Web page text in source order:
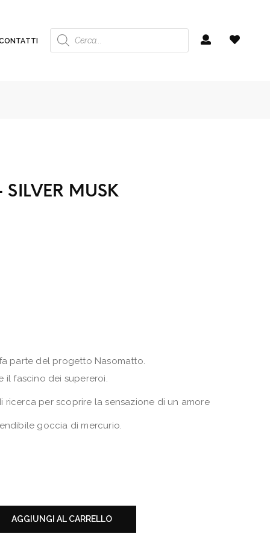
Ricerca
prodotti
MUSK
parte del progetto Nasomatto.
il fascino dei supereroi.
ricerca per scoprire la sensazione di un amore
goccia di mercurio.
AGGIUNGI AL CARRELLO